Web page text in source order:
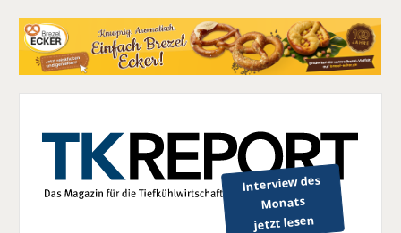
Interview des
Monats
jetzt lesen